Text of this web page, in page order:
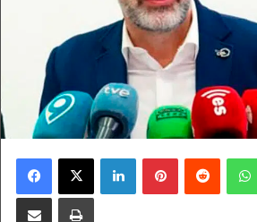
Facebook
X LinkedInPinterestReddit
Compartir por correo electrónicoImprimir